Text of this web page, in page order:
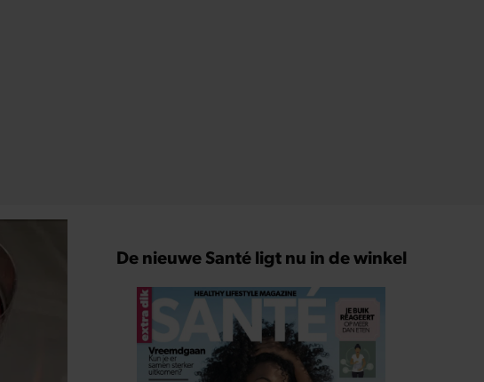
De nieuwe Santé ligt nu in de winkel